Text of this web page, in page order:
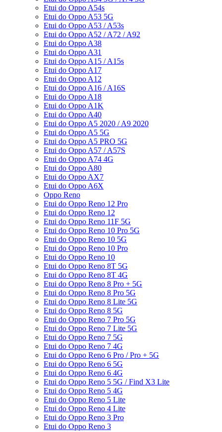
Etui do Oppo A54s
Etui do Oppo A53 5G
Etui do Oppo A53 / A53s
Etui do Oppo A52 / A72 / A92
Etui do Oppo A38
Etui do Oppo A31
Etui do Oppo A15 / A15s
Etui do Oppo A17
Etui do Oppo A12
Etui do Oppo A16 / A16S
Etui do Oppo A18
Etui do Oppo A1K
Etui do Oppo A40
Etui do Oppo A5 2020 / A9 2020
Etui do Oppo A5 5G
Etui do Oppo A5 PRO 5G
Etui do Oppo A57 / A57S
Etui do Oppo A74 4G
Etui do Oppo A80
Etui do Oppo AX7
Etui do Oppo A6X
Oppo Reno
Etui do Oppo Reno 12 Pro
Etui do Oppo Reno 12
Etui do Oppo Reno 11F 5G
Etui do Oppo Reno 10 Pro 5G
Etui do Oppo Reno 10 5G
Etui do Oppo Reno 10 Pro
Etui do Oppo Reno 10
Etui do Oppo Reno 8T 5G
Etui do Oppo Reno 8T 4G
Etui do Oppo Reno 8 Pro + 5G
Etui do Oppo Reno 8 Pro 5G
Etui do Oppo Reno 8 Lite 5G
Etui do Oppo Reno 8 5G
Etui do Oppo Reno 7 Pro 5G
Etui do Oppo Reno 7 Lite 5G
Etui do Oppo Reno 7 5G
Etui do Oppo Reno 7 4G
Etui do Oppo Reno 6 Pro / Pro + 5G
Etui do Oppo Reno 6 5G
Etui do Oppo Reno 6 4G
Etui do Oppo Reno 5 5G / Find X3 Lite
Etui do Oppo Reno 5 4G
Etui do Oppo Reno 5 Lite
Etui do Oppo Reno 4 Lite
Etui do Oppo Reno 3 Pro
Etui do Oppo Reno 3